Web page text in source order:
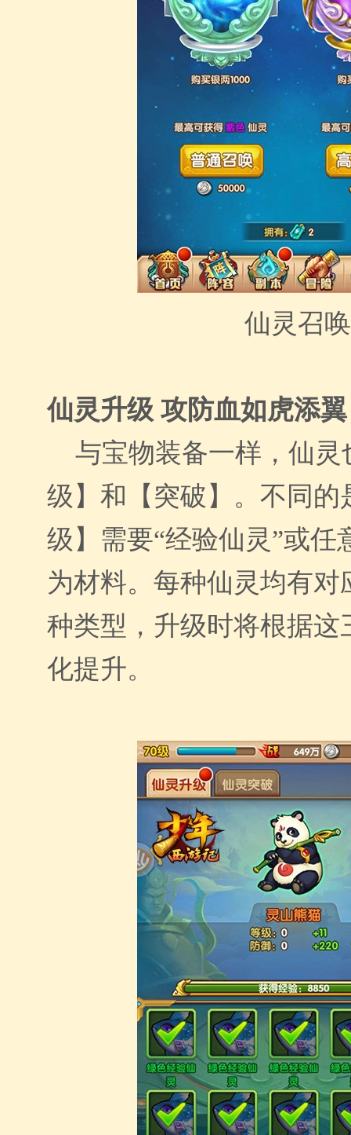
仙灵召唤
仙灵升级 攻防血如虎添翼
与宝物装备一样，仙灵
级】和【突破】。不同的
级】需要“经验仙灵”或任
为材料。每种仙灵均有对
种类型，升级时将根据这
化提升。